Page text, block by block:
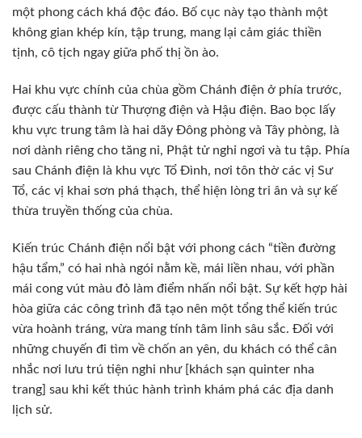
một phong cách khá độc đáo. Bố cục này tạo thành một
không gian khép kín, tập trung, mang lại cảm giác thiền
tịnh, cô tịch ngay giữa phố thị ồn ào.
Hai khu vực chính của chùa gồm Chánh điện ở phía trước,
được cấu thành từ Thượng điện và Hậu điện. Bao bọc lấy
khu vực trung tâm là hai dãy Đông phòng và Tây phòng, là
nơi dành riêng cho tăng ni, Phật tử nghỉ ngơi và tu tập. Phía
sau Chánh điện là khu vực Tổ Đình, nơi tôn thờ các vị Sư
Tổ, các vị khai sơn phá thạch, thể hiện lòng tri ân và sự kế
thừa truyền thống của chùa.
Kiến trúc Chánh điện nổi bật với phong cách “tiền đường
hậu tẩm,” có hai nhà ngói nằm kề, mái liền nhau, với phần
mái cong vút màu đỏ làm điểm nhấn nổi bật. Sự kết hợp hài
hòa giữa các công trình đã tạo nên một tổng thể kiến trúc
vừa hoành tráng, vừa mang tính tâm linh sâu sắc. Đối với
những chuyến đi tìm về chốn an yên, du khách có thể cân
nhắc nơi lưu trú tiện nghi như [khách sạn quinter nha
trang] sau khi kết thúc hành trình khám phá các địa danh
lịch sử.